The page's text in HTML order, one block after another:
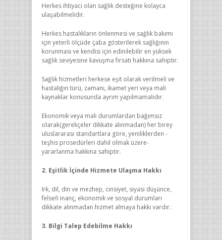
Herkes ihtiyacı olan sağlık desteğine kolayca
ulaşabilmelidir.
Herkes hastalıkların önlenmesi ve sağlık bakımı
için yeterli ölçüde çaba gösterilerek sağlığının
korunması ve kendisi için edinilebilir en yüksek
sağlık seviyesine kavuşma fırsatı hakkına sahiptir.
Sağlık hizmetleri herkese eşit olarak verilmeli ve
hastalığın türü, zamanı, ikamet yeri veya mali
kaynaklar konusunda ayrım yapılmamalıdır.
Ekonomik veya mali durumlardan bağımsız
olarak(gerekçeler dikkate alınmadan) her birey
uluslararası standartlara göre, yeniliklerden -
teşhis prosedürleri dahil olmak üzere-
yararlanma hakkına sahiptir.
2. Eşitlik İçinde Hizmete Ulaşma Hakkı
Irk, dil, din ve mezhep, cinsiyet, siyasi düşünce,
felsefi inanç, ekonomik ve sosyal durumları
dikkate alınmadan hizmet almaya hakkı vardır.
3. Bilgi Talep Edebilme Hakkı